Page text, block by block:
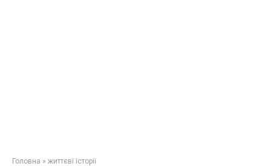
Головна » життєві історії